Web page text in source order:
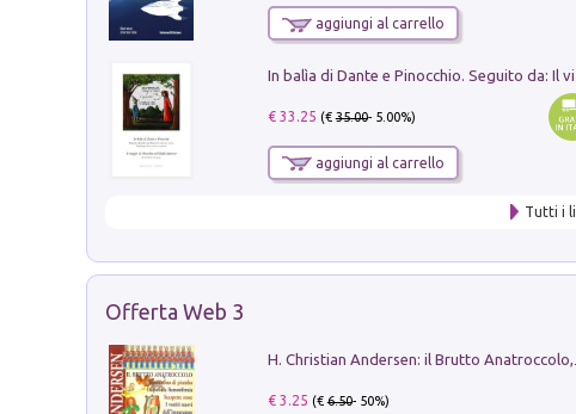
aggiungi al carrello
€ 33.25 (€35.00- 5.00%)
aggiungi al carrello
Tutti i
Offerta Web 3
€ 3.25 (€6.50- 50%)